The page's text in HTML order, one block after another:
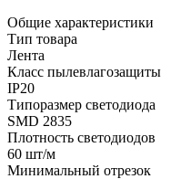
Общие характеристики
Тип товара
Лента
Класс пылевлагозащиты
IP20
Типоразмер светодиода
SMD 2835
Плотность светодиодов
60 шт/м
Минимальный отрезок